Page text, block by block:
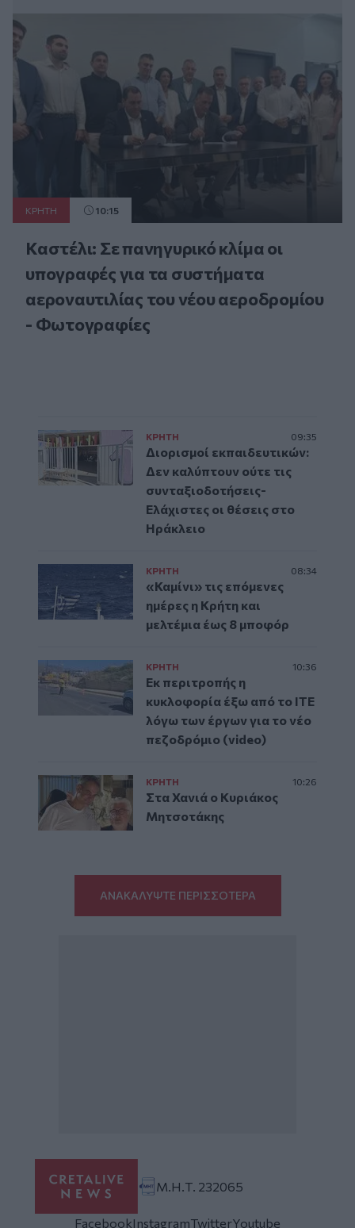
ΚΡΗΤΗ 10:15
Καστέλι: Σε πανηγυρικό κλίμα οι
υπογραφές για τα συστήματα
αεροναυτιλίας του νέου αεροδρομίου
- Φωτογραφίες
ΚΡΗΤΗ 09:35
Διορισμοί εκπαιδευτικών:
Δεν καλύπτουν ούτε τις
συνταξιοδοτήσεις-
Ελάχιστες οι θέσεις στο
Ηράκλειο
ΚΡΗΤΗ 08:34
«Καμίνι» τις επόμενες
ημέρες η Κρήτη και
μελτέμια έως 8 μποφόρ
ΚΡΗΤΗ 10:36
Εκ περιτροπής η
κυκλοφορία έξω από το ΙΤΕ
λόγω των έργων για το νέο
πεζοδρόμιο (video)
ΚΡΗΤΗ 10:26
Στα Χανιά ο Κυριάκος
Μητσοτάκης
ΑΝΑΚΑΛΥΨΤΕ ΠΕΡΙΣΣΟΤΕΡΑ
Μ.Η.Τ. 232065
FacebookInstagramTwitterYoutube